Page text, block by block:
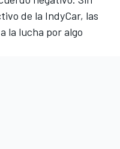
de la IndyCar, las
la lucha por algo